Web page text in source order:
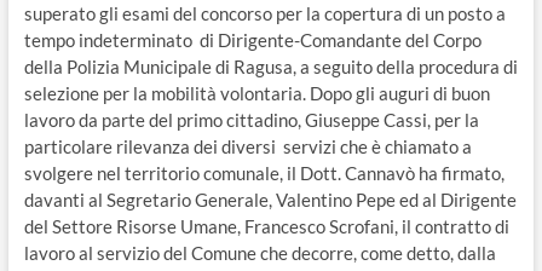
superato gli esami del concorso per la copertura di un posto a
tempo indeterminato di Dirigente-Comandante del Corpo
della Polizia Municipale di Ragusa, a seguito della procedura di
selezione per la mobilità volontaria. Dopo gli auguri di buon
lavoro da parte del primo cittadino, Giuseppe Cassi, per la
particolare rilevanza dei diversi servizi che è chiamato a
svolgere nel territorio comunale, il Dott. Cannavò ha firmato,
davanti al Segretario Generale, Valentino Pepe ed al Dirigente
del Settore Risorse Umane, Francesco Scrofani, il contratto di
lavoro al servizio del Comune che decorre, come detto, dalla